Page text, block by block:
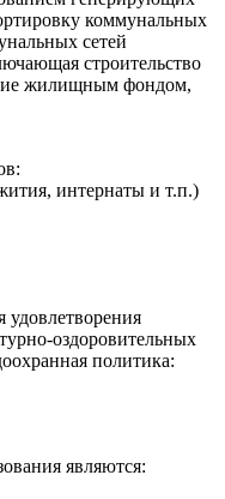
коммунальных
сетей
строительство
жилищным фондом,
интернаты и т.п.)
удовлетворения
оздоровительных
политика:
являются: